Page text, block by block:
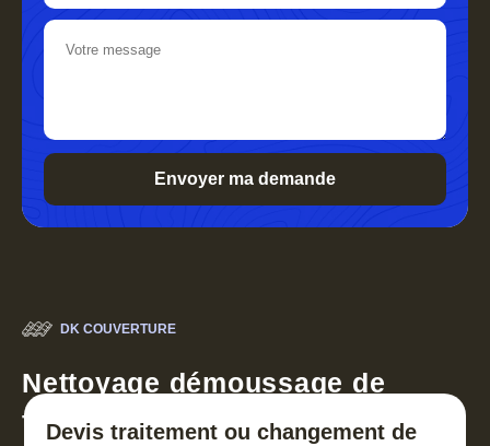
DK COUVERTURE
Nettoyage démoussage de
toiture 30
Devis traitement ou changement de